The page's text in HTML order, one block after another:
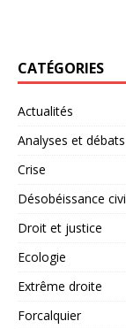
CATÉGORIES
Actualités
Analyses et débats
Crise
Désobéissance
Droit et justice
Ecologie
Extrême droite
Forcalquier